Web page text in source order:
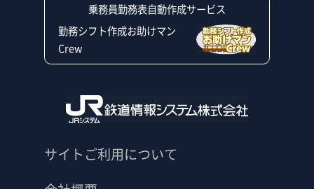
乗務員勤務表自動作成サービス
勤務シフト作成お助けマン
Crew
サイトご利用について